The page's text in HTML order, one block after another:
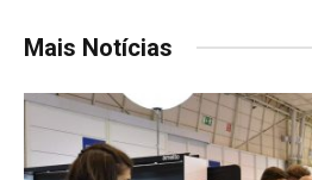
Mais Notícias